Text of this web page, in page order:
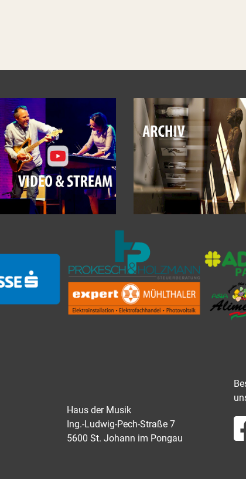
Haus der Musik
Ing.-Ludwig-Pech-Straße 7
5600 St. Johann im Pongau